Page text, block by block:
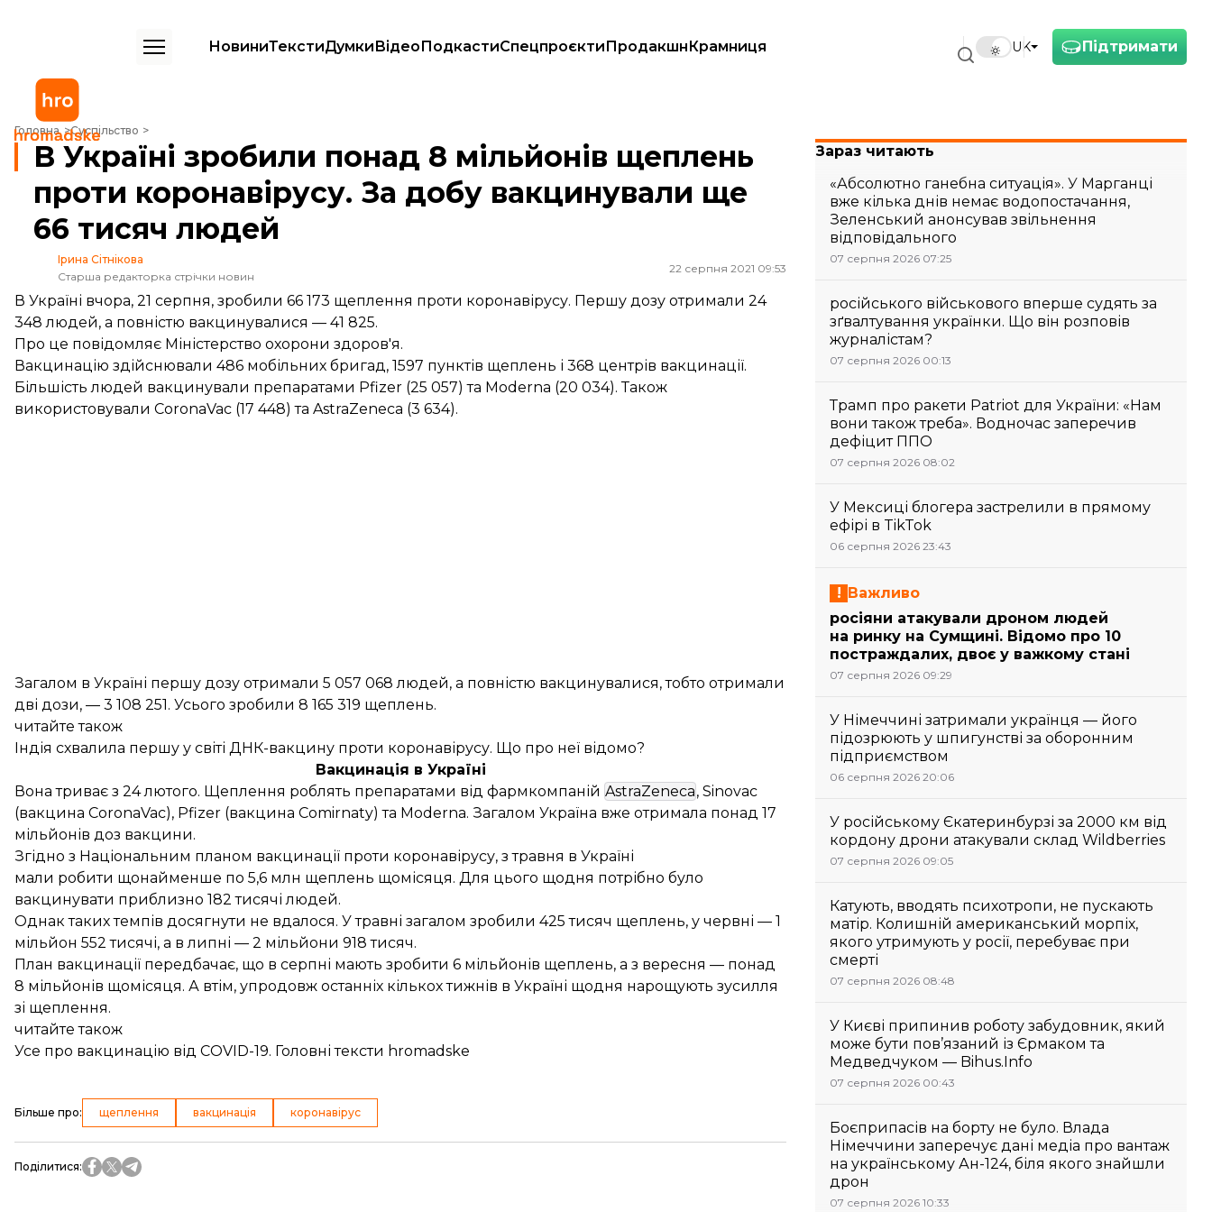
Підтримати
UK
НовиниТекстиДумкиВідеоПодкастиСпецпроєктиПродакшнКрамниця
Головна Суспільство
В Україні зробили понад 8 мільйонів щеплень проти коронавірусу. За добу вакцинували ще 66 тисяч людей
В Україні зробили понад 8 мільйонів щеплень
проти коронавірусу. За добу вакцинували ще
66 тисяч людей
Ірина Сітнікова
Старша редакторка стрічки новин
22 серпня 2021 09:53
В Україні вчора, 21 серпня, зробили 66 173 щеплення проти коронавірусу. Першу дозу отримали 24
348 людей, а повністю вакцинувалися — 41 825.
Про це повідомляє Міністерство охорони здоров'я.
Вакцинацію здійснювали 486 мобільних бригад, 1597 пунктів щеплень і 368 центрів вакцинації.
Більшість людей вакцинували препаратами Pfizer (25 057) та Moderna (20 034). Також
використовували CoronaVac (17 448) та AstraZeneca (3 634).
Загалом в Україні першу дозу отримали 5 057 068 людей, а повністю вакцинувалися, тобто отримали
дві дози, — 3 108 251. Усього зробили 8 165 319 щеплень.
читайте також
Індія схвалила першу у світі ДНК-вакцину проти коронавірусу. Що про неї відомо?
Вакцинація в Україні
Вона триває з 24 лютого. Щеплення роблять препаратами від фармкомпаній AstraZeneca, Sinovac
(вакцина CoronaVac), Pfizer (вакцина Comirnaty) та Moderna. Загалом Україна вже отримала понад 17
мільйонів доз вакцини.
Згідно з Національним планом вакцинації проти коронавірусу, з травня в Україні
мали робити щонайменше по 5,6 млн щеплень щомісяця. Для цього щодня потрібно було
вакцинувати приблизно 182 тисячі людей.
Однак таких темпів досягнути не вдалося. У травні загалом зробили 425 тисяч щеплень, у червні — 1
мільйон 552 тисячі, а в липні — 2 мільйони 918 тисяч.
План вакцинації передбачає, що в серпні мають зробити 6 мільйонів щеплень, а з вересня — понад
8 мільйонів щомісяця. А втім, упродовж останніх кількох тижнів в Україні щодня нарощують зусилля
зі щеплення.
читайте також
Усе про вакцинацію від COVID-19. Головні тексти hromadske
Більше про: щеплення вакцинація коронавірус
Поділитися:
Зараз читають
«Абсолютно ганебна ситуація». У Марганці
вже кілька днів немає водопостачання,
Зеленський анонсував звільнення
відповідального
07 серпня 2026 07:25
російського військового вперше судять за
зґвалтування українки. Що він розповів
журналістам?
07 серпня 2026 00:13
Трамп про ракети Patriot для України: «Нам
вони також треба». Водночас заперечив
дефіцит ППО
07 серпня 2026 08:02
У Мексиці блогера застрелили в прямому
ефірі в TikTok
06 серпня 2026 23:43
Важливо
росіяни атакували дроном людей
на ринку на Сумщині. Відомо про 10
постраждалих, двоє у важкому стані
07 серпня 2026 09:29
У Німеччині затримали українця — його
підозрюють у шпигунстві за оборонним
підприємством
06 серпня 2026 20:06
У російському Єкатеринбурзі за 2000 км від
кордону дрони атакували склад Wildberries
07 серпня 2026 09:05
Катують, вводять психотропи, не пускають
матір. Колишній американський морпіх,
якого утримують у росії, перебуває при
смерті
07 серпня 2026 08:48
У Києві припинив роботу забудовник, який
може бути пов’язаний із Єрмаком та
Медведчуком — Bihus.Info
07 серпня 2026 00:43
Боєприпасів на борту не було. Влада
Німеччини заперечує дані медіа про вантаж
на українському Ан-124, біля якого знайшли
дрон
07 серпня 2026 10:33